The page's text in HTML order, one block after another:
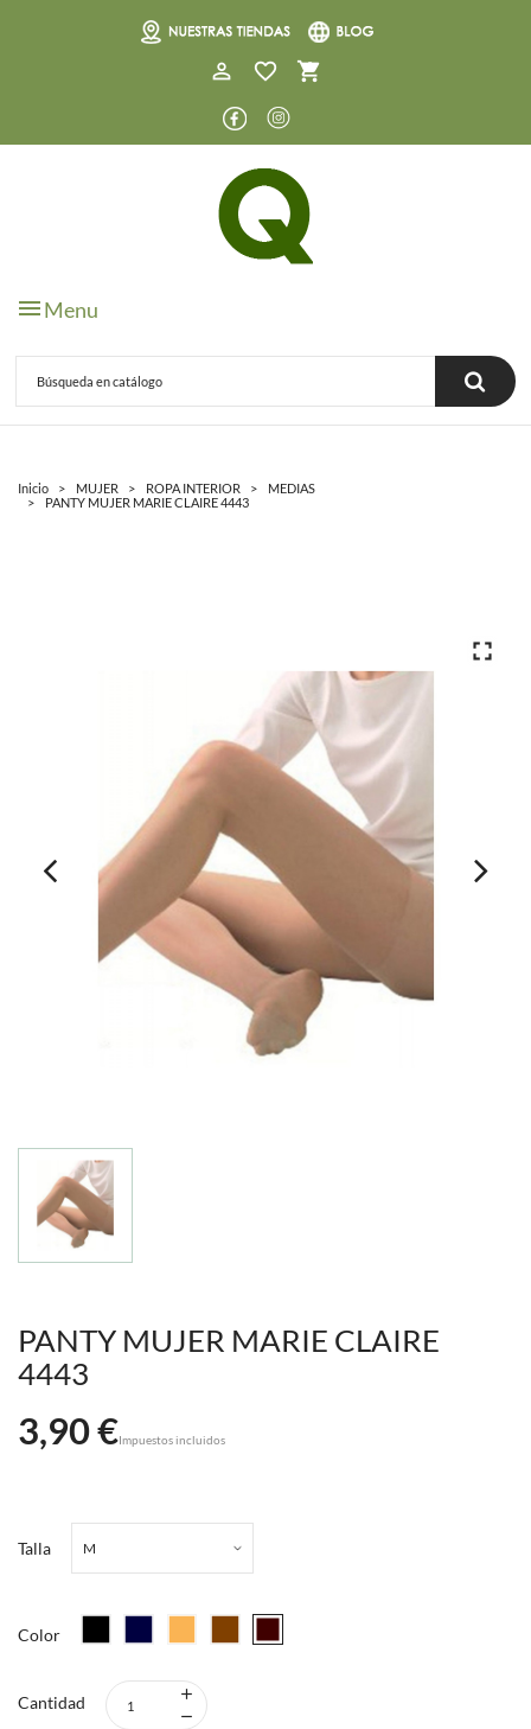
0
Menu
Inicio MUJER ROPA INTERIOR
MEDIAS
PANTY MUJER MARIE CLAIRE 4443
PANTY MUJER MARIE CLAIRE
4443
3,90 €Impuestos incluidos
Talla
Color
Cantidad